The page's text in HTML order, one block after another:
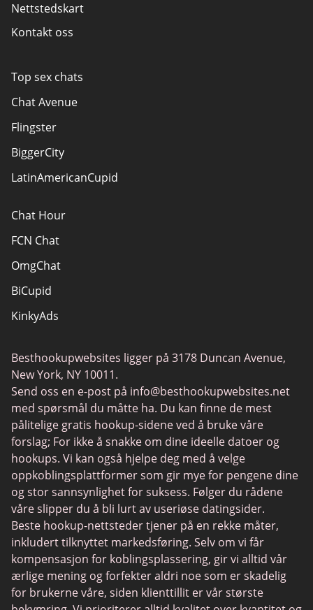
Nettstedskart
Kontakt oss
Top sex chats
Chat Avenue
Flingster
BiggerCity
LatinAmericanCupid
Chat Hour
FCN Chat
OmgChat
BiCupid
KinkyAds
Together2Night
MyLOL
Swingtowns
Instabang
Besthookupwebsites ligger på 3178 Duncan Avenue,
New York, NY 10011.
Send oss en e-post på info@besthookupwebsites.net
med spørsmål du måtte ha. Du kan finne de mest
pålitelige gratis hookup-sidene ved å bruke våre
forslag; For ikke å snakke om dine ideelle datoer og
hookups. Vi kan også hjelpe deg med å velge
oppkoblingsplattformer som gir mye for pengene dine
og stor sannsynlighet for suksess. Følger du rådene
våre slipper du å bli lurt av useriøse datingsider.
Beste hookup-nettsteder tjener på en rekke måter,
inkludert tilknyttet markedsføring. Selv om vi får
kompensasjon for koblingsplassering, gir vi alltid vår
ærlige mening og forfekter aldri noe som er skadelig
for brukerne våre, siden klienttillit er vår største